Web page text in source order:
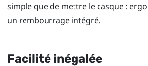
simple que de mettre le casque :
un rembourrage intégré.
Facilité inégalée